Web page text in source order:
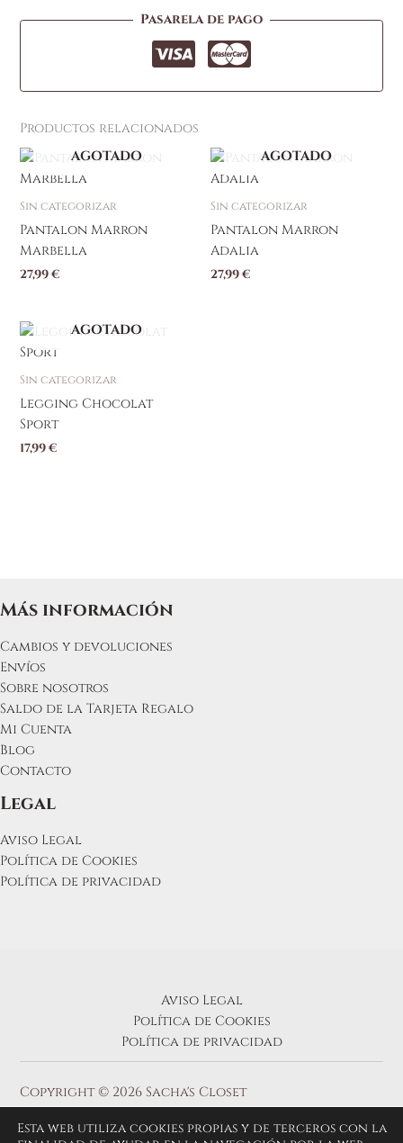
Pasarela de pago
Productos relacionados
AGOTADO
Sin categorizar
Pantalon Marron
Marbella
27,99€
Este
producto
tiene
variantes.
Las
opciones
pueden
elegir
la
página
de
producto
AGOTADO
Sin categorizar
Pantalon Marron
Adalia
27,99€
Este
producto
tiene
variantes.
Las
opciones
AGOTADO
Sin categorizar
Legging Chocolat
Sport
17,99€
Este
producto
tiene
variantes.
Las
opciones
de
producto
Más información
Cambios y devoluciones
Envíos
Sobre nosotros
Saldo de la Tarjeta Regalo
Mi Cuenta
Blog
Contacto
Legal
Aviso Legal
Política de Cookies
Política de privacidad
Aviso Legal
Política de Cookies
Política de privacidad
Copyright © 2026 Sacha's Closet
Esta web utiliza cookies propias y de terceros con la